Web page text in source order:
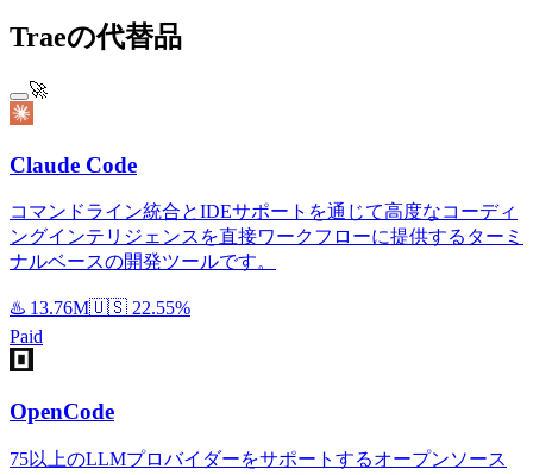
Traeの代替品
🚀
Claude Code
コマンドライン統合とIDEサポートを通じて高度なコーディ
ングインテリジェンスを直接ワークフローに提供するターミ
ナルベースの開発ツールです。
♨️ 13.76M🇺🇸 22.55%
Paid
OpenCode
75以上のLLMプロバイダーをサポートするオープンソース